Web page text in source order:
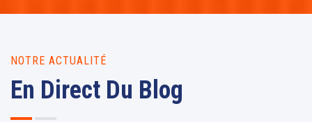
NOTRE ACTUALITÉ
En Direct Du Blog